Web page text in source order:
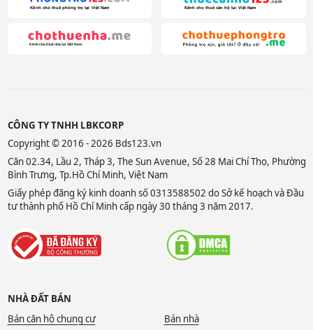
CÔNG TY TNHH LBKCORP
Copyright © 2016 - 2026 Bds123.vn
Căn 02.34, Lầu 2, Tháp 3, The Sun Avenue, Số 28 Mai Chí Thọ, Phường
Bình Trưng, Tp.Hồ Chí Minh, Việt Nam
Giấy phép đăng ký kinh doanh số 0313588502 do Sở kế hoạch và Đầu
tư thành phố Hồ Chí Minh cấp ngày 30 tháng 3 năm 2017.
NHÀ ĐẤT BÁN
Bán căn hộ chung cư
Bán nhà